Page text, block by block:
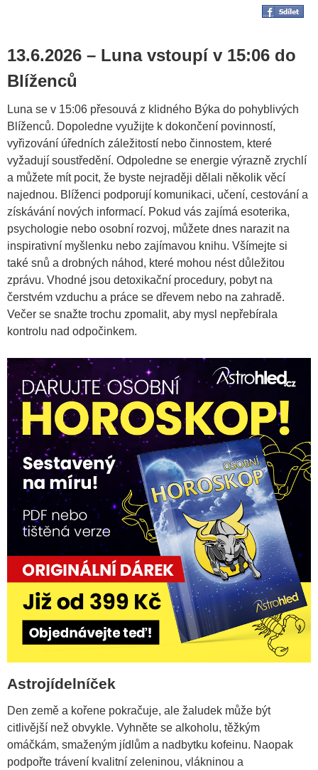
13.6.2026 – Luna vstoupí v 15:06 do
Blíženců
Luna se v 15:06 přesouvá z klidného Býka do pohyblivých
Blíženců. Dopoledne využijte k dokončení povinností,
vyřizování úředních záležitostí nebo činnostem, které
vyžadují soustředění. Odpoledne se energie výrazně zrychlí
a můžete mít pocit, že byste nejraději dělali několik věcí
najednou. Blíženci podporují komunikaci, učení, cestování a
získávání nových informací. Pokud vás zajímá esoterika,
psychologie nebo osobní rozvoj, můžete dnes narazit na
inspirativní myšlenku nebo zajímavou knihu. Všímejte si
také snů a drobných náhod, které mohou nést důležitou
zprávu. Vhodné jsou detoxikační procedury, pobyt na
čerstvém vzduchu a práce se dřevem nebo na zahradě.
Večer se snažte trochu zpomalit, aby mysl nepřebírala
kontrolu nad odpočinkem.
Astrojídelníček
Den země a kořene pokračuje, ale žaludek může být
citlivější než obvykle. Vyhněte se alkoholu, těžkým
omáčkám, smaženým jídlům a nadbytku kofeinu. Naopak
podpořte trávení kvalitní zeleninou, vlákninou a